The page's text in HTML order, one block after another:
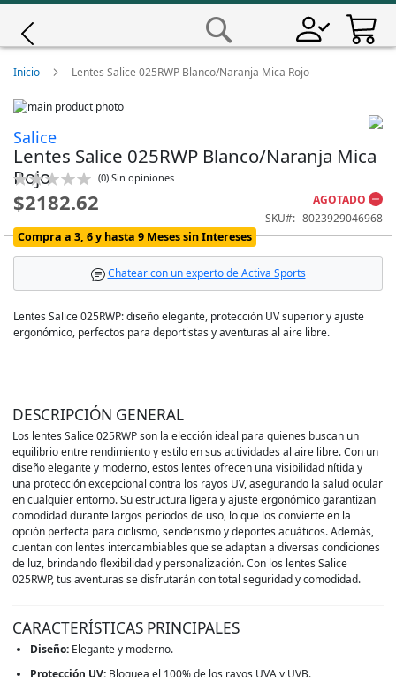
Saltar
Contenido
Inicio Lentes Salice 025RWP Blanco/Naranja Mica Rojo
Skip
the
end
of
the
images
to
the
beginning
of
the
gallery
Salice
Lentes Salice 025RWP Blanco/Naranja Mica
Rojo
Calificación:
% of 100
(0) Sin opiniones
$2182.62
AGOTADO
SKU
8023929046968
Compra a 3, 6 y hasta 9 Meses sin Intereses
Chatear con un experto de Activa Sports
Lentes Salice 025RWP: diseño elegante, protección UV superior y ajuste
ergonómico, perfectos para deportistas y aventuras al aire libre.
DESCRIPCIÓN GENERAL
Los lentes Salice 025RWP son la elección ideal para quienes buscan un
equilibrio entre rendimiento y estilo en sus actividades al aire libre. Con un
diseño elegante y moderno, estos lentes ofrecen una visibilidad nítida y
una protección excepcional contra los rayos UV, asegurando la salud ocular
en cualquier entorno. Su estructura ligera y ajuste ergonómico garantizan
comodidad durante largos períodos de uso, lo que los convierte en la
opción perfecta para ciclismo, senderismo y deportes acuáticos. Además,
cuentan con lentes intercambiables que se adaptan a diversas condiciones
de luz, brindando flexibilidad y personalización. Con los lentes Salice
025RWP, tus aventuras se disfrutarán con total seguridad y comodidad.
CARACTERÍSTICAS PRINCIPALES
Diseño: Elegante y moderno.
Protección UV: Bloquea el 100% de los rayos UVA y UVB.
Giro
Iscali
Magene
MET
Wahoo